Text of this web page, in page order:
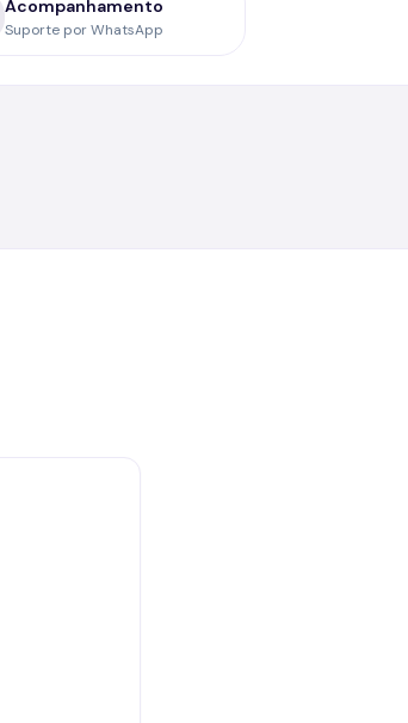
Acompanhamento
Suporte por WhatsApp